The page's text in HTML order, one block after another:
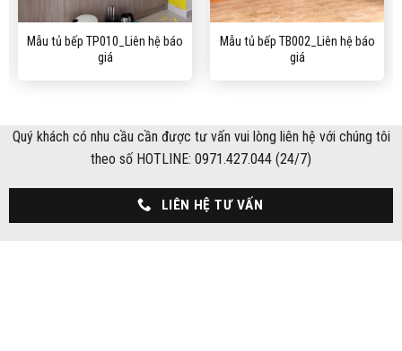
Mẫu tủ bếp TP010_Liên hệ báo
giá
Mẫu tủ bếp TB002_Liên hệ báo
giá
Quý khách có nhu cầu cần được tư vấn vui lòng liên hệ với chúng tôi
theo số HOTLINE: 0971.427.044 (24/7)
LIÊN HỆ TƯ VẤN